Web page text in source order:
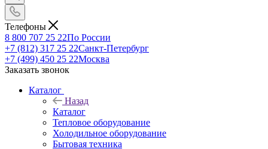
Телефоны
8 800 707 25 22По России
+7 (812) 317 25 22Санкт-Петербург
+7 (499) 450 25 22Москва
Заказать звонок
Каталог
Назад
Каталог
Тепловое оборудование
Холодильное оборудование
Бытовая техника